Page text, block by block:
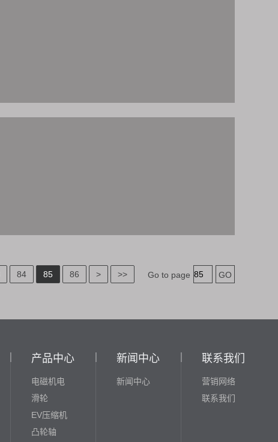
84 85 86 > >> Go to page
产品中心
电磁机电
滑轮
EV压缩机
凸轮轴
新闻中心
新闻中心
联系我们
营销网络
联系我们